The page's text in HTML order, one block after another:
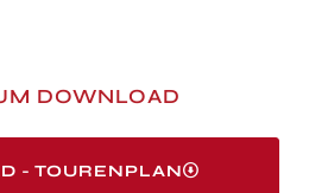
DOWNLOAD
- TOURENPLAN